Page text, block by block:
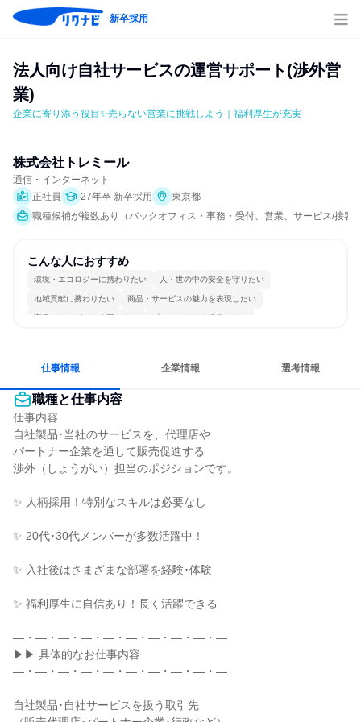
新卒採用
法人向け自社サービスの運営サポート(渉外営
業)
企業に寄り添う役目✨売らない営業に挑戦しよう｜福利厚生が充実
株式会社トレミール
通信・インターネット
正社員
27年卒 新卒採用
東京都
職種候補が複数あり（バックオフィス・事務・受付、営業、サービス/接
こんな人におすすめ
環境・エコロジーに携わりたい 人・世の中の安全を守りたい
地域貢献に携わりたい 商品・サービスの魅力を表現したい
商品・サービスを企画したい プロジェクトを推進したい
仕事情報 企業情報 選考情報
職種と仕事内容
仕事内容
自社製品･当社のサービスを、代理店や
パートナー企業を通して販売促進する
渉外（しょうがい）担当のポジションです。
✨ 人柄採用！特別なスキルは必要なし
✨ 20代･30代メンバーが多数活躍中！
✨ 入社後はさまざまな部署を経験･体験
✨ 福利厚生に自信あり！長く活躍できる
―・―・―・―・―・―・―・―・―・―
▶▶ 具体的なお仕事内容
―・―・―・―・―・―・―・―・―・―
自社製品･自社サービスを扱う取引先